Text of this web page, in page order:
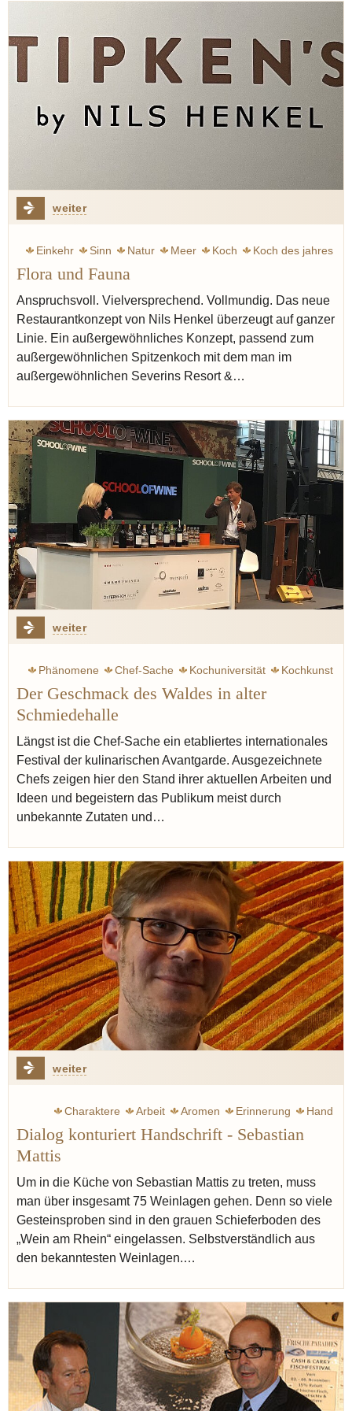
weiter
Einkehr Sinn Natur Meer Koch
Koch des jahres
Flora und Fauna
Anspruchsvoll. Vielversprechend. Vollmundig. Das neue
Restaurantkonzept von Nils Henkel überzeugt auf ganzer
Linie. Ein außergewöhnliches Konzept, passend zum
außergewöhnlichen Spitzenkoch mit dem man im
außergewöhnlichen Severins Resort &…
weiter
Phänomene Chef-Sache Kochuniversität
Kochkunst
Kochshow
Sternekoch
Der Geschmack des Waldes in alter
Schmiedehalle
Längst ist die Chef-Sache ein etabliertes internationales
Festival der kulinarischen Avantgarde. Ausgezeichnete
Chefs zeigen hier den Stand ihrer aktuellen Arbeiten und
Ideen und begeistern das Publikum meist durch
unbekannte Zutaten und…
weiter
Charaktere Arbeit Aromen Erinnerung
Hand
Müller Dieter
Dialog konturiert Handschrift - Sebastian
Mattis
Um in die Küche von Sebastian Mattis zu treten, muss
man über insgesamt 75 Weinlagen gehen. Denn so viele
Gesteinsproben sind in den grauen Schieferboden des
„Wein am Rhein“ eingelassen. Selbstverständlich aus
den bekanntesten Weinlagen.…